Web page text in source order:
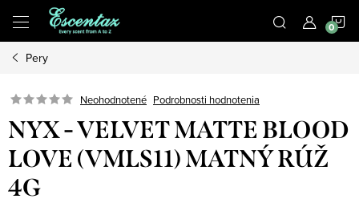
obsah
Pery
Neohodnotené Podrobnosti hodnotenia
NYX - VELVET MATTE BLOOD
LOVE (VMLS11) MATNÝ RÚŽ
4G